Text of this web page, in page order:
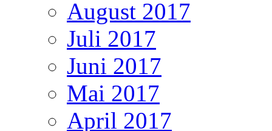
August 2017
Juli 2017
Juni 2017
Mai 2017
April 2017